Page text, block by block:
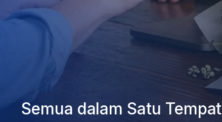
Semua dalam Satu Tempat